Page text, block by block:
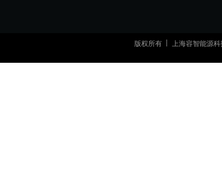
版权所有 上海容智能源